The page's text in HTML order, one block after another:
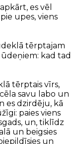
es vēl
upes, viens
tērptajam
kad tad
tērptais vīrs,
savu labo un
es dzirdēju, kā
paies viens
un, tiklīdz
un beigsies
un